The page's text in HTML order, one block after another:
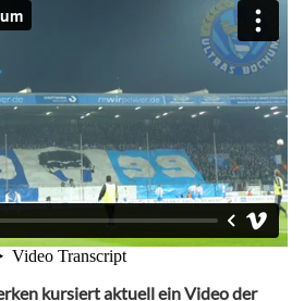
kursiert aktuell ein Video der